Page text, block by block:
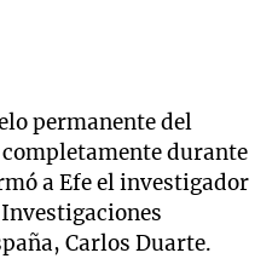
permanente del
durante
a Efe el investigador
Carlos Duarte.